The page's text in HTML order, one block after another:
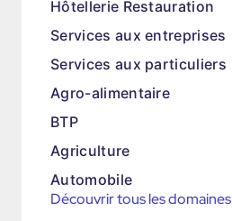
Hôtellerie Restauration
Services aux entreprises
Services aux particuliers
Agro-alimentaire
BTP
Agriculture
Automobile
Découvrir tous les domaines